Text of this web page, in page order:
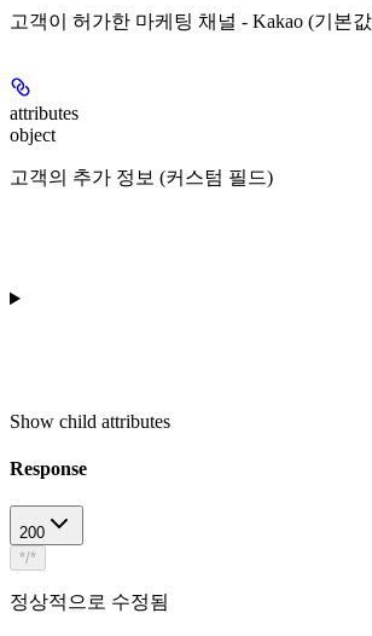
고객이 허가한 마케팅 채널 - Kakao (기본값
attributes
object
고객의 추가 정보 (커스텀 필드)
Show child attributes
Response
200
*/*
정상적으로 수정됨